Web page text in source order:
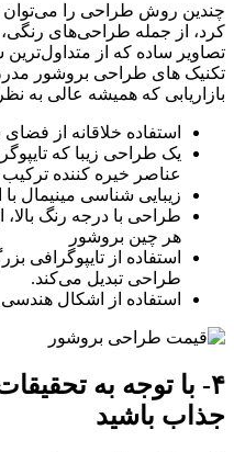
چندین روش طراحی را می‌توان
کرد، از جمله طراحی‌های
تصاویر ساده که از
تکنیک های طراحی بروشور
بازاریابی که همیشه عالی به
استفاده خلاقانه از
یک طراحی زیبا که
عناصر خیره کننده
زیبایی شناسی مینیمال
طراحی با درجه رنگ
هر چین بروشور
استفاده از تایپوگرافی
طراحی تبدیل می‌کند.
استفاده از اشکال
۴- با توجه به
جذاب باشید